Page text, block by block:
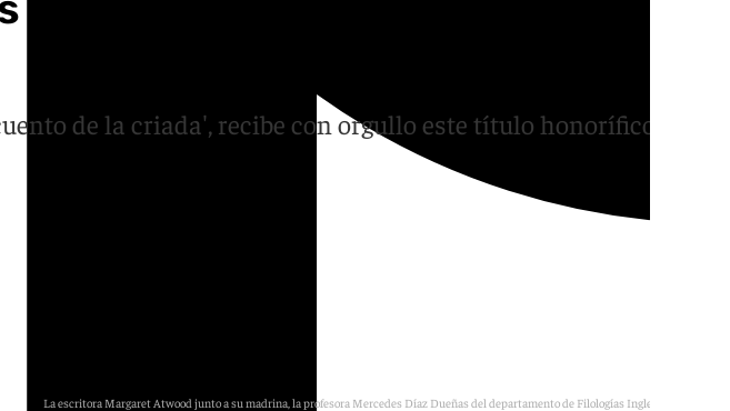
de la criada', recibe con orgullo este título honorífico
La escritora Margaret Atwood junto a su madrina, la profesora Mercedes Díaz Dueñas del departamento de Filologías Inglesa y Alemana.